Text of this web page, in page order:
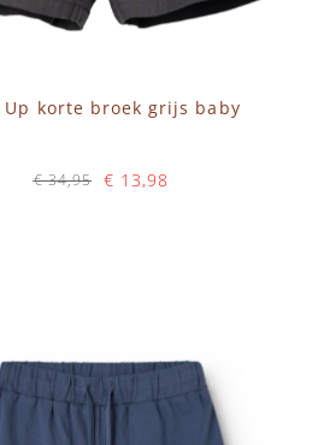
Up korte broek grijs baby
€ 13,98
€ 34,95